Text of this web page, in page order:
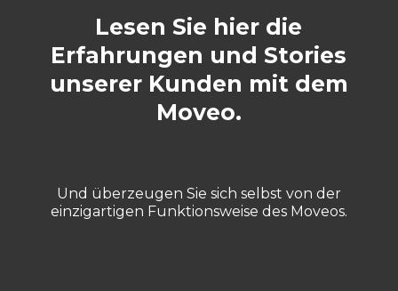
Lesen Sie hier die
Erfahrungen und Stories
unserer Kunden mit dem
Moveo.
Und überzeugen Sie sich selbst von der
einzigartigen Funktionsweise des Moveos.